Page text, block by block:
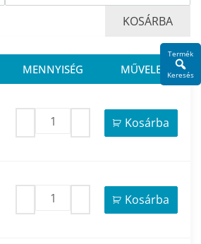
KOSÁRBA
MENNYISÉG MŰVELET
Kosárba
Kosárba
Termék
Keresés